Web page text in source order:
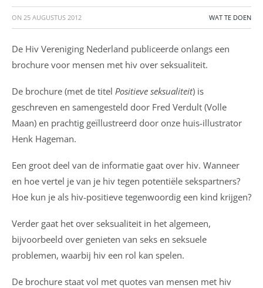
ON 25 AUGUSTUS 2012 WAT TE DOEN
De Hiv Vereniging Nederland publiceerde onlangs een
brochure voor mensen met hiv over seksualiteit.
De brochure (met de titel Positieve seksualiteit) is
geschreven en samengesteld door Fred Verdult (Volle
Maan) en prachtig geïllustreerd door onze huis-illustrator
Henk Hageman.
Een groot deel van de informatie gaat over hiv. Wanneer
en hoe vertel je van je hiv tegen potentiële sekspartners?
Hoe kun je als hiv-positieve tegenwoordig een kind krijgen?
Verder gaat het over seksualiteit in het algemeen,
bijvoorbeeld over genieten van seks en seksuele
problemen, waarbij hiv een rol kan spelen.
De brochure staat vol met quotes van mensen met hiv